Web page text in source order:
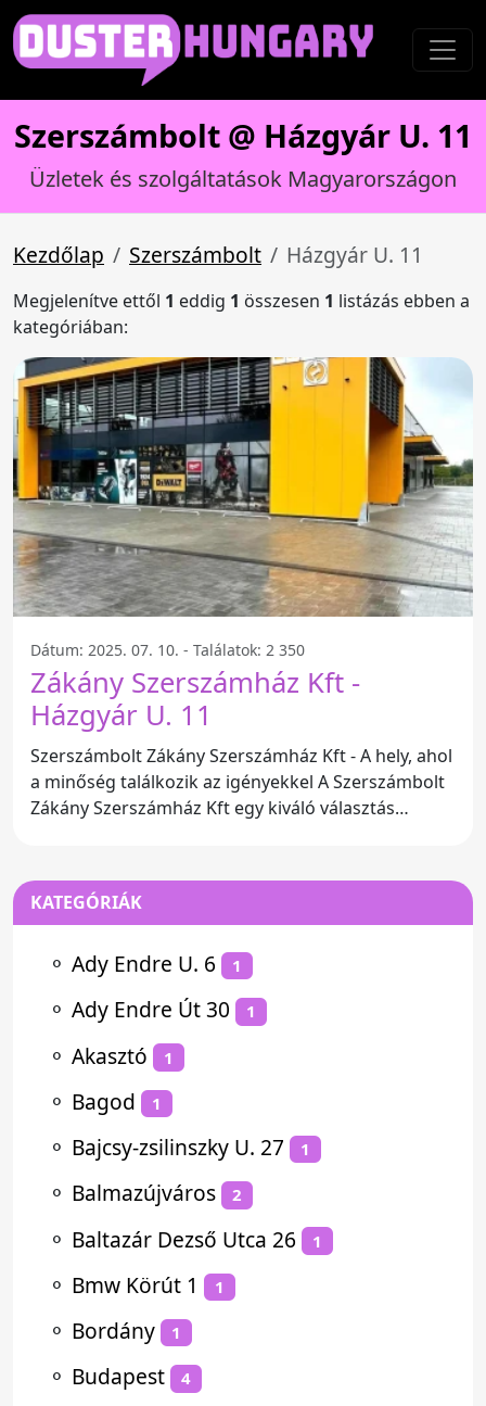
Szerszámbolt @ Házgyár U. 11
Üzletek és szolgáltatások Magyarországon
Kezdőlap Szerszámbolt Házgyár U. 11
Megjelenítve ettől 1 eddig 1 összesen 1 listázás ebben a
kategóriában:
Dátum: 2025. 07. 10. - Találatok: 2 350
Zákány Szerszámház Kft -
Házgyár U. 11
Szerszámbolt Zákány Szerszámház Kft - A hely, ahol
a minőség találkozik az igényekkel A Szerszámbolt
Zákány Szerszámház Kft egy kiváló választás
KATEGÓRIÁK
⚬ Ady Endre U. 6 1
⚬ Ady Endre Út 30 1
⚬ Akasztó 1
⚬ Bagod 1
⚬ Bajcsy-zsilinszky U. 27 1
⚬ Balmazújváros 2
⚬ Baltazár Dezső Utca 26 1
⚬ Bmw Körút 1 1
⚬ Bordány 1
⚬ Budapest 4